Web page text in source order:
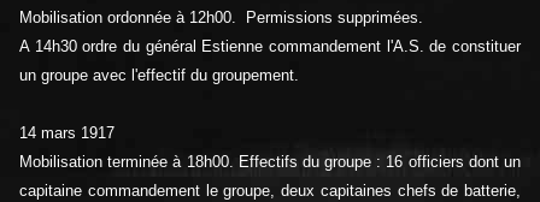
Mobilisation ordonnée à 12h00. Permissions supprimées.
A 14h30 ordre du général Estienne commandement l'A.S. de constituer
un groupe avec l'effectif du groupement.
14 mars 1917
Mobilisation terminée à 18h00. Effectifs du groupe : 16 officiers dont un
capitaine commandement le groupe, deux capitaines chefs de batterie,